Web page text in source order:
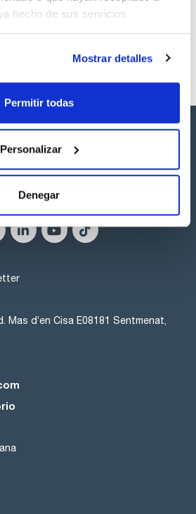
hecho de sus servicios.
Mostrar detalles
Permitir todas
Personalizar
Denegar
Síguenos:
Mas d’en Cisa E08181 Sentmenat,